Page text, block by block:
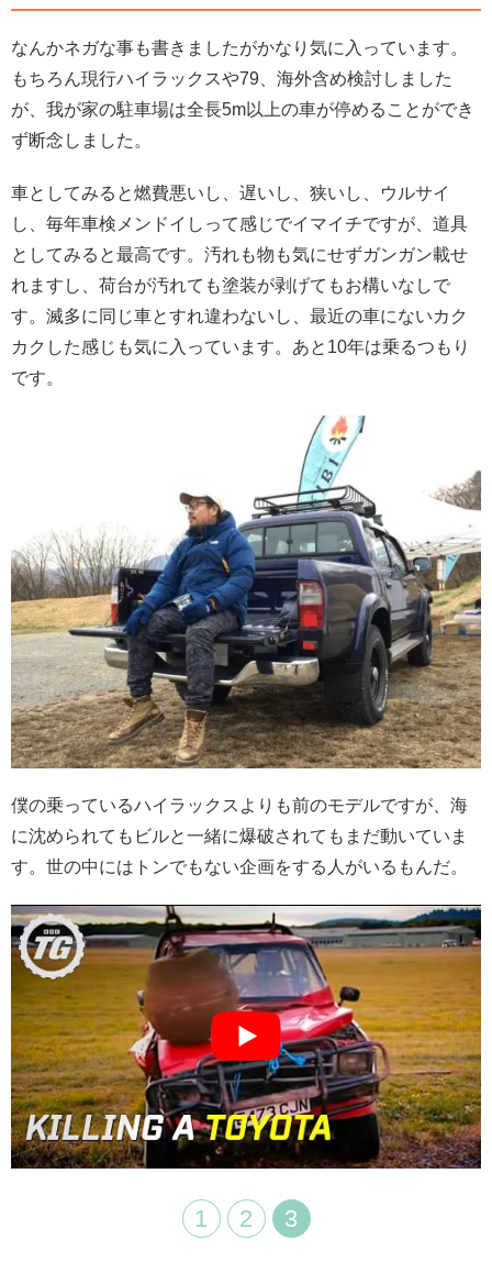
なんかネガな事も書きましたがかなり気に入っています。
もちろん現行ハイラックスや79、海外含め検討しました
が、我が家の駐車場は全長5m以上の車が停めることができ
ず断念しました。
車としてみると燃費悪いし、遅いし、狭いし、ウルサイ
し、毎年車検メンドイしって感じでイマイチですが、道具
としてみると最高です。汚れも物も気にせずガンガン載せ
れますし、荷台が汚れても塗装が剥げてもお構いなしで
す。滅多に同じ車とすれ違わないし、最近の車にないカク
カクした感じも気に入っています。あと10年は乗るつもり
です。
僕の乗っているハイラックスよりも前のモデルですが、海
に沈められてもビルと一緒に爆破されてもまだ動いていま
す。世の中にはトンでもない企画をする人がいるもんだ。
1 2 3